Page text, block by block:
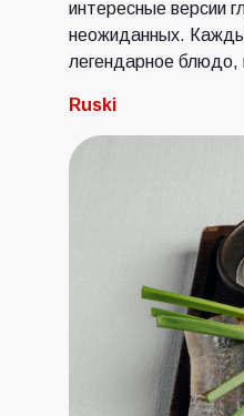
интересные версии
неожиданных.
легендарное блюдо,
Ruski